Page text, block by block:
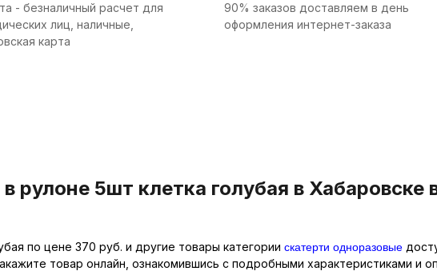
- безналичный расчет для
лиц, наличные,
карта
90% заказов доставляем в день
оформления интернет-заказа
рулоне 5шт клетка голубая в Хабаровске
по цене 370 руб. и другие товары категории скатерти одноразовые
товар онлайн, ознакомившись с подробными характеристиками и